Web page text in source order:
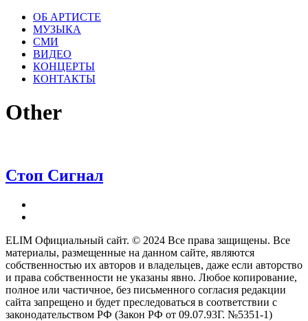
ОБ АРТИСТЕ
МУЗЫКА
СМИ
ВИДЕО
КОНЦЕРТЫ
КОНТАКТЫ
Other
Стоп Сигнал
ELIM Официальный сайт. © 2024 Все права защищены. Все
материалы, размещенные на данном сайте, являются
собственностью их авторов и владельцев, даже если авторство
и права собственности не указаны явно. Любое копирование,
полное или частичное, без письменного согласия редакции
сайта запрещено и будет преследоваться в соответствии с
законодательством РФ (Закон РФ от 09.07.93Г. №5351-1)